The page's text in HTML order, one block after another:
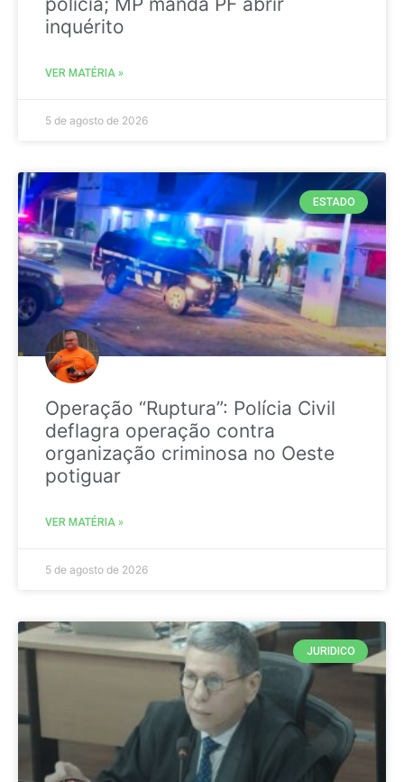
inquérito
VER MATÉRIA »
5 de agosto de 2026
ESTADO
Operação “Ruptura”: Polícia Civil
deflagra operação contra
organização criminosa no Oeste
potiguar
VER MATÉRIA »
5 de agosto de 2026
JURIDICO